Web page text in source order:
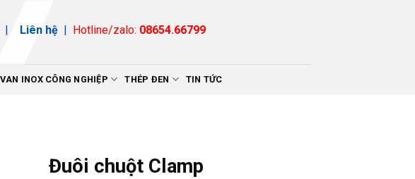
| Liên hệ | Hotline/zalo: 08654.66799
VAN INOX CÔNG NGHIỆP THÉP ĐEN TIN TỨC
Đuôi chuột Clamp